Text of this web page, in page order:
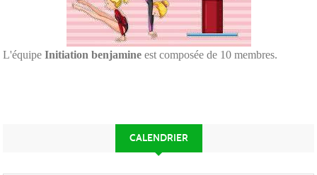
L'équipe Initiation benjamine est composée de 10 membres.
CALENDRIER